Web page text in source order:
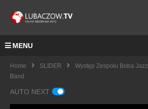
MENU
Home SLIDER
Występ Zespołu Boba Jazz
Band
AUTO NEXT